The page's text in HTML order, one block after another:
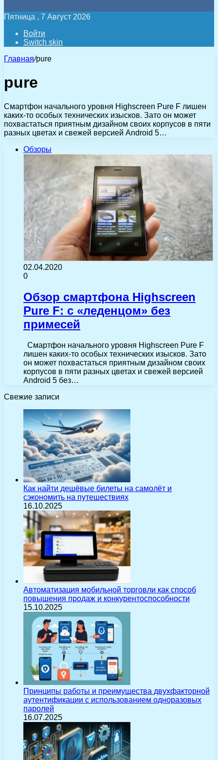
Пятница , 7 Август 2026
Войти
Switch skin
Главная/pure
pure
Смартфон начального уровня Highscreen Pure F лишен
каких-то особых технических изысков. Зато он может
похвастаться приятным дизайном своих корпусов в пяти
разных цветах и свежей версией Android 5…
Обзоры
02.04.2020
0
Обзор смартфона Highscreen
Pure F: с «леденцом» без
примесей
Смартфон начального уровня Highscreen Pure F
лишен каких-то особых технических изысков. Зато
он может похвастаться приятным дизайном своих
корпусов в пяти разных цветах и свежей версией
Android 5 без…
Свежие записи
Как найти дешёвые билеты на самолёт и
сэкономить на путешествиях
16.10.2025
Автоматизация мобильной торговли как способ
повышения продаж и конкурентоспособности
15.10.2025
Принципы работы и преимущества двухфакторной
аутентификации с использованием одноразовых
паролей
16.07.2025